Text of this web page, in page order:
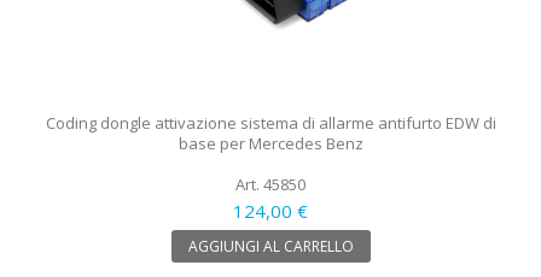
Coding dongle attivazione sistema di allarme antifurto EDW di
base per Mercedes Benz
Art. 45850
124,00 €
AGGIUNGI AL CARRELLO